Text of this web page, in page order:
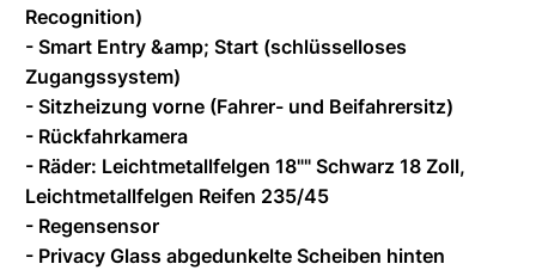
Recognition)
- Smart Entry &amp; Start (schlüsselloses
Zugangssystem)
- Sitzheizung vorne (Fahrer- und Beifahrersitz)
- Rückfahrkamera
- Räder: Leichtmetallfelgen 18"" Schwarz 18 Zoll,
Leichtmetallfelgen Reifen 235/45
- Regensensor
- Privacy Glass abgedunkelte Scheiben hinten